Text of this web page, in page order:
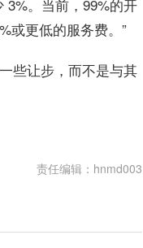
3%。当前，99%的开
或更低的服务费。”
些让步，而不是与其
责任编辑：hnmd003